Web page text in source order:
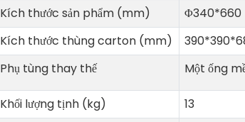
Kích thước sản phẩm (mm)
Φ340*660
Kích thước thùng carton (mm)
Phụ tùng thay thế
Một ống
Khối lượng tịnh (kg) 13